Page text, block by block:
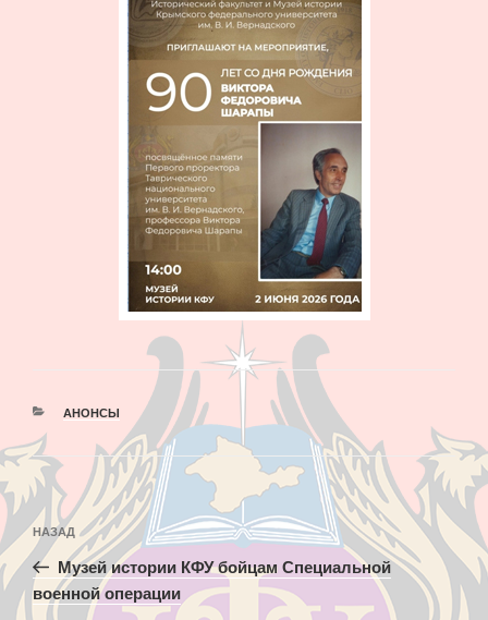
РУБРИКИ
АНОНСЫ
Навигация
по
записям
Предыдущая
запись:
НАЗАД
Музей истории КФУ бойцам Специальной
военной операции